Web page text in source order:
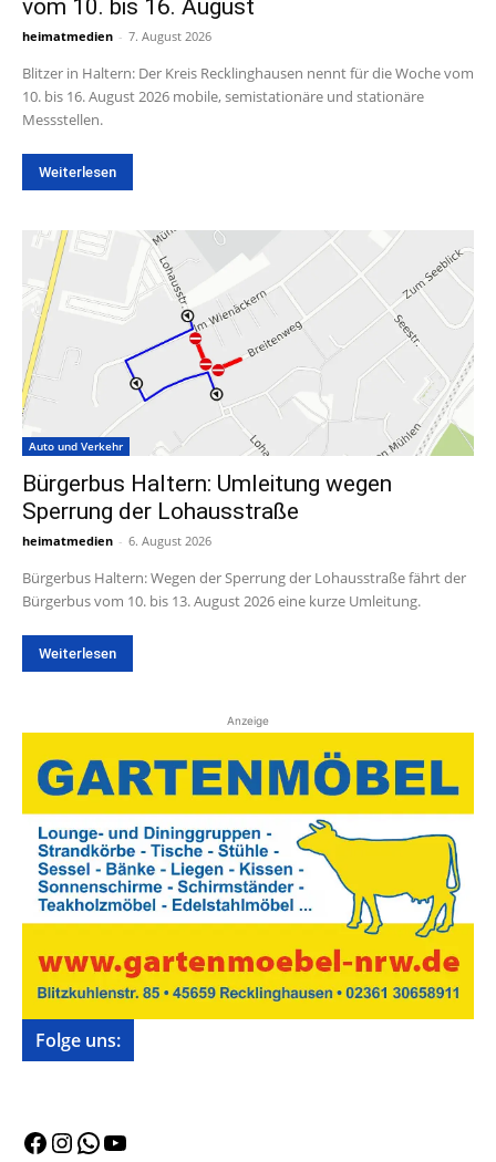
vom 10. bis 16. August
heimatmedien - 7. August 2026
Blitzer in Haltern: Der Kreis Recklinghausen nennt für die Woche vom
10. bis 16. August 2026 mobile, semistationäre und stationäre
Messstellen.
Weiterlesen
Auto und Verkehr
Bürgerbus Haltern: Umleitung wegen
Sperrung der Lohausstraße
heimatmedien - 6. August 2026
Bürgerbus Haltern: Wegen der Sperrung der Lohausstraße fährt der
Bürgerbus vom 10. bis 13. August 2026 eine kurze Umleitung.
Weiterlesen
Anzeige
Folge uns:
Facebook
Instagram
WhatsApp
YouTube